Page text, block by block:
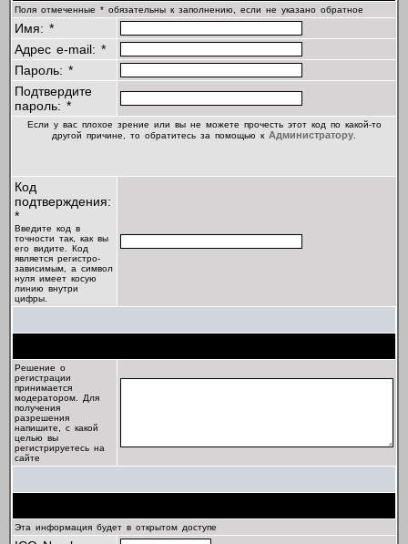
Поля отмеченные * обязательны к заполнению, если не указано обратное
Имя: *
Адрес e-mail: *
Пароль: *
Подтвердите
пароль: *
Если у вас плохое зрение или вы не можете прочесть этот код по какой-то
другой причине, то обратитесь за помощью к Администратору
Код
подтверждения:
*
Введите код в
точности так, как вы
его видите. Код
является регистро-
зависимым, а символ
нуля имеет косую
линию внутри
цифры.
Решение о
регистрации
принимается
модератором. Для
получения
разрешения
напишите, с какой
целью вы
регистрируетесь на
сайте
Эта информация будет в открытом доступе